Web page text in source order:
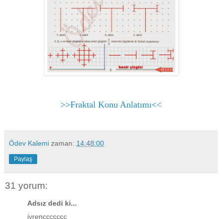
>>Fraktal Konu Anlatımı<<
Ödev Kalemi zaman: 14:48:00
Paylaş
31 yorum:
Adsız dedi ki...
iyrenççççççç